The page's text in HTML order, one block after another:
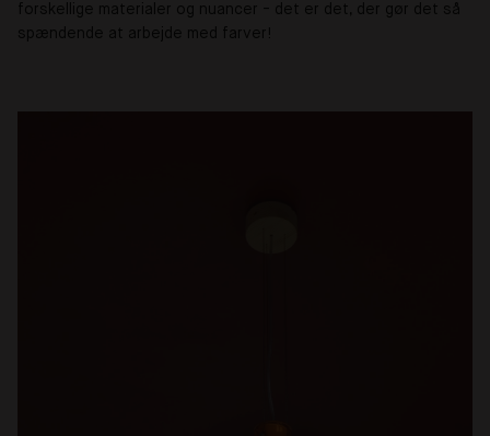
forskellige materialer og nuancer - det er det, der gør det så
spændende at arbejde med farver!